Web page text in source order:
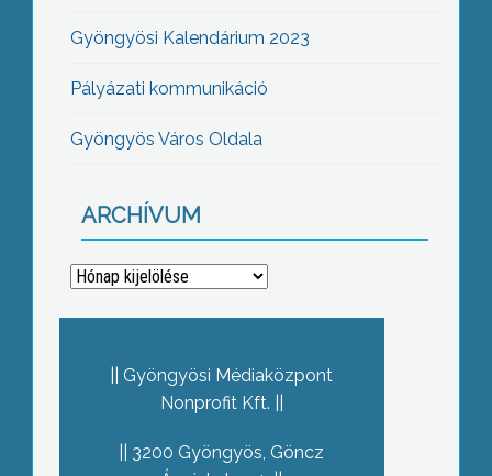
Gyöngyösi Kalendárium 2023
Pályázati kommunikáció
Gyöngyös Város Oldala
ARCHÍVUM
Archívum
Gyöngyösi Médiaközpont
Nonprofit Kft.
3200 Gyöngyös, Göncz